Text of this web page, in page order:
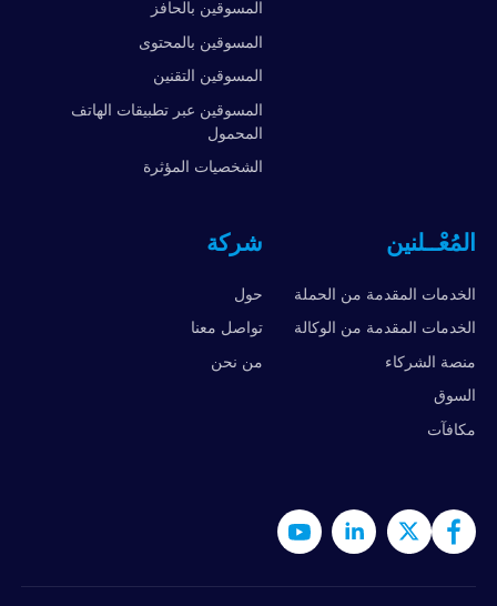
المسوقين بالحافز
المسوقين بالمحتوى
المسوقين التقنين
المسوقين عبر تطبيقات الهاتف
المحمول
الشخصيات المؤثرة
المُعْــلنين
الخدمات المقدمة من الحملة
الخدمات المقدمة من الوكالة
منصة الشركاء
السوق
مكافآت
شركة
حول
تواصل معنا
من نحن